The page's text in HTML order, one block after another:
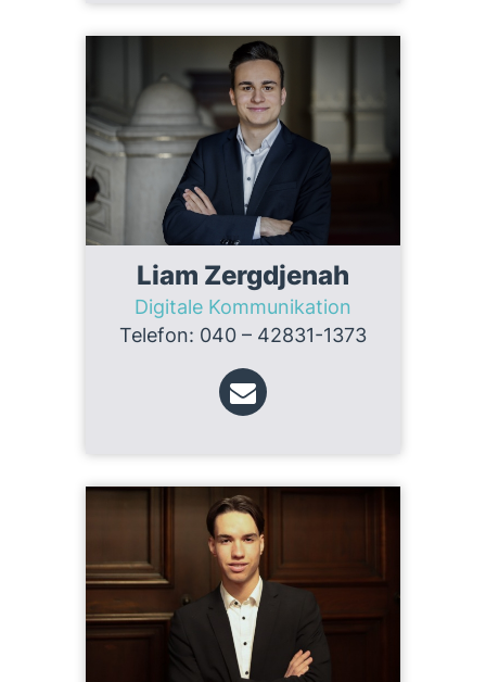
Liam Zergdjenah
Digitale Kommunikation
Telefon: 040 – 42831-1373